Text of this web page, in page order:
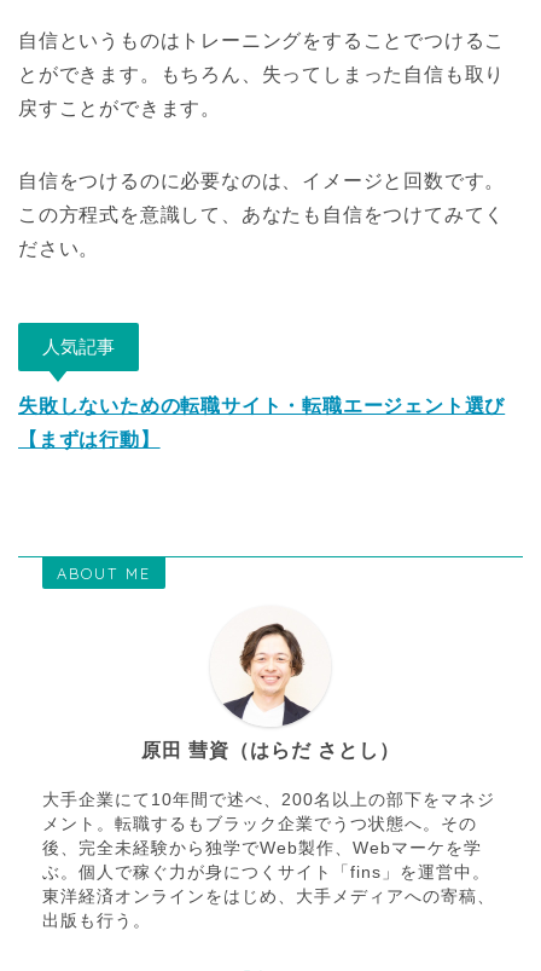
自信というものはトレーニングをすることでつけるこ
とができます。もちろん、失ってしまった自信も取り
戻すことができます。
自信をつけるのに必要なのは、イメージと回数です。
この方程式を意識して、あなたも自信をつけてみてく
ださい。
人気記事
失敗しないための転職サイト・転職エージェント選び
【まずは行動】
ABOUT ME
原田 彗資（はらだ さとし）
大手企業にて10年間で述べ、200名以上の部下をマネジ
メント。転職するもブラック企業でうつ状態へ。その
後、完全未経験から独学でWeb製作、Webマーケを学
ぶ。個人で稼ぐ力が身につくサイト「fins」を運営中。
東洋経済オンラインをはじめ、大手メディアへの寄稿、
出版も行う。